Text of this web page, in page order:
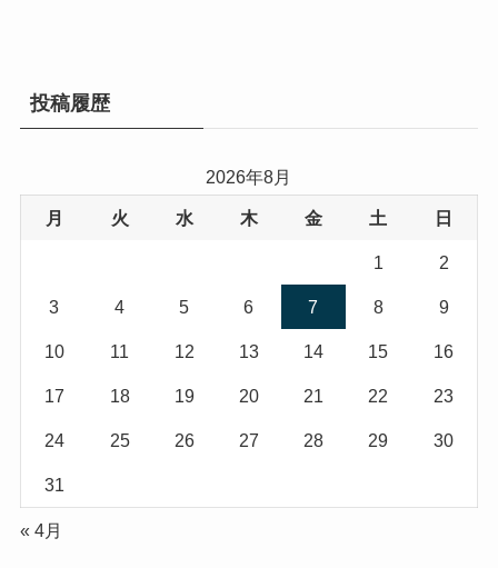
投稿履歴
2026年8月
月 火 水 木 金 土 日
1 2
3 4 5 6 7 8 9
10 11 12 13 14 15 16
17 18 19 20 21 22 23
24 25 26 27 28 29 30
31
« 4月